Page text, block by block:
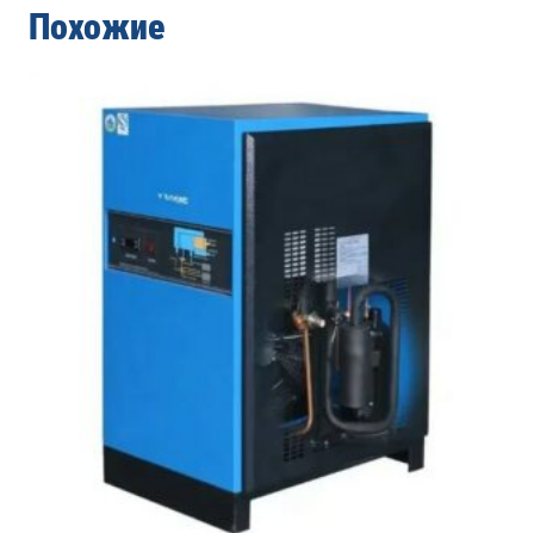
Похожие